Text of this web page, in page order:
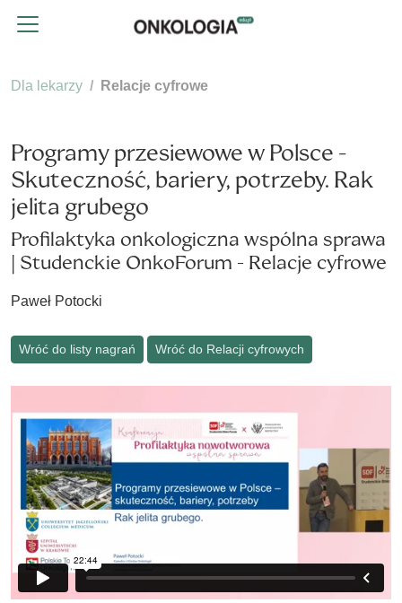
Dla lekarzy Relacje cyfrowe
Programy przesiewowe w Polsce -
Skuteczność, bariery, potrzeby. Rak
jelita grubego
Profilaktyka onkologiczna wspólna sprawa
| Studenckie OnkoForum - Relacje cyfrowe
Paweł Potocki
Wróć do listy nagrań Wróć do Relacji cyfrowych